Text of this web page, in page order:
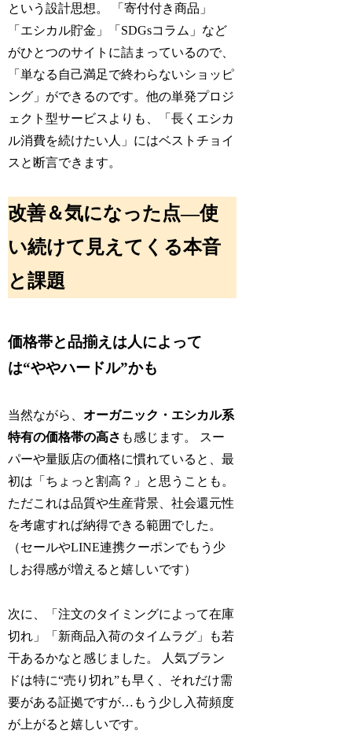
という設計思想。 「寄付付き商品」
「エシカル貯金」「SDGsコラム」など
がひとつのサイトに詰まっているので、
「単なる自己満足で終わらないショッピ
ング」ができるのです。他の単発プロジ
ェクト型サービスよりも、「長くエシカ
ル消費を続けたい人」にはベストチョイ
スと断言できます。
改善＆気になった点―使
い続けて見えてくる本音
と課題
価格帯と品揃えは人によって
は“ややハードル”かも
当然ながら、オーガニック・エシカル系
特有の価格帯の高さ も感じます。 スー
パーや量販店の価格に慣れていると、最
初は「ちょっと割高？」と思うことも。
ただこれは品質や生産背景、社会還元性
を考慮すれば納得できる範囲でした。
（セールやLINE連携クーポンでもう少
しお得感が増えると嬉しいです）
次に、「注文のタイミングによって在庫
切れ」「新商品入荷のタイムラグ」も若
干あるかなと感じました。 人気ブラン
ドは特に“売り切れ”も早く、それだけ需
要がある証拠ですが…もう少し入荷頻度
が上がると嬉しいです。